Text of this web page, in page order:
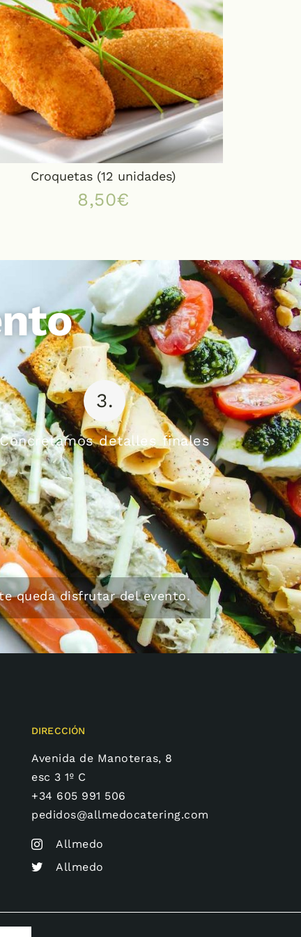
Croquetas (12 unidades)
8,50€
3.
Concretamos detalles finales
queda disfrutar del evento.
DIRECCIÓN
Avenida de Manoteras, 8
esc 3 1º C
+34 605 991 506
pedidos@allmedocatering.com
Allmedo
Allmedo